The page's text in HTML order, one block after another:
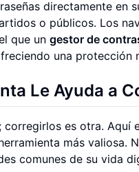
directamente en
o públicos. Los
que un gestor de
una protección
Le Ayuda a
es otra. Aquí
más valiosa.
comunes de su vida